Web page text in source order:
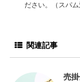
ださい。（スパム
関連記事
売